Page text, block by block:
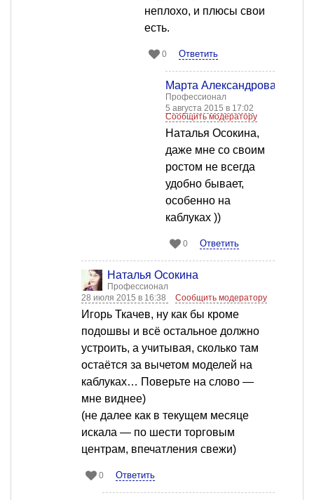
неплохо, и плюсы свои
есть.
0 Ответить
Марта Александрова
Профессионал
5 августа 2015 в 17:02
Сообщить модератору
Наталья Осокина,
даже мне со своим
ростом не всегда
удобно бывает,
особенно на
каблуках ))
0 Ответить
Наталья Осокина
Профессионал
28 июля 2015 в 16:38
Сообщить модератору
Игорь Ткачев, ну как бы кроме
подошвы и всё остальное должно
устроить, а учитывая, сколько там
остаётся за вычетом моделей на
каблуках… Поверьте на слово —
мне виднее)
(не далее как в текущем месяце
искала — по шести торговым
центрам, впечатления свежи)
0 Ответить